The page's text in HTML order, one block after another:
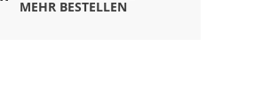
MEHR BESTELLEN